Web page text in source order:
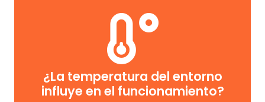
¿La temperatura del entorno
influye en el funcionamiento?
Sí. Las condiciones ambientales pueden afectar la
capacidad de enfriamiento del equipo y aumentar la
trabajo exigentes.